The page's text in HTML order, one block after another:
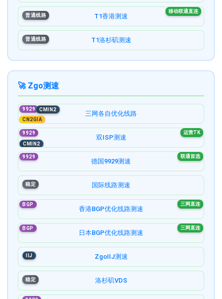
T1香港测速
普通线路
移动联通直连
T1洛杉矶测速
普通线路
🚀 Zgo测速
三网各自优化线路
9929
CN2GIA
CMIN2
双ISP测速
9929
CMIN2
运营TK
德国9929测速
9929 联通首选
国际线路测速
稳定
香港BGP优化线路测速
BGP 三网直连
日本BGP优化线路测速
BGP 三网直连
ZgoIIJ测速
IIJ
洛杉矶VDS
稳定